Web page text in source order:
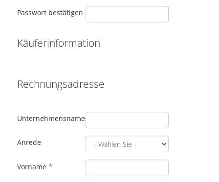
Passwort bestätigen
Käuferinformation
Rechnungsadresse
Unternehmensname
Anrede
Vorname *